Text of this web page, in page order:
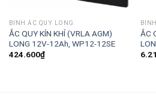
BÌNH ẮC QUY LONG
ẮC QUY KÍN KHÍ (VRLA AGM)
LONG 12V-12Ah, WP12-12SE
424.600₫
ẮC